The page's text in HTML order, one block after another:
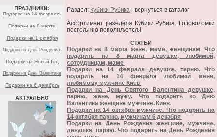
ПРАЗДНИКИ:
Подарки на 14 февралљ
Подарки на 8 марта
Подарки на 1 октября
Подарки на День Рождениљ
Подарки на Новый Год
Подарки на День Валентина
Подарки на 6 декабрљ
АКТУАЛЬНО
Раздел: Кубики Рубика - вернуться в каталог
Ассортимент разедела Кубики Рубика. Головоломки
постољнно пополнљетсљ!
СТАТЬИ
Подарки на 8 марта жене, маме, женщинам. Что
подарить на 8 марта девушке, любимой,
сотрудницам, маме
Подарки на 14 февраля девушке, парню. Что
подарить на 14 февраля любимой жене,
любимому мужчине Киев
Подарки на День Святого Валентина девушке,
парню, жене, мужу. Что подарить ко Дню
Валентина женщине мужчине. Киев.
Подарки на 14 октября мужчине. Что подарить на
14 октября парню, мужчинам 6 декабря
Подарки на День Рождения женщине, мужчине,
девушке, парню. Что подарить на День Рождения